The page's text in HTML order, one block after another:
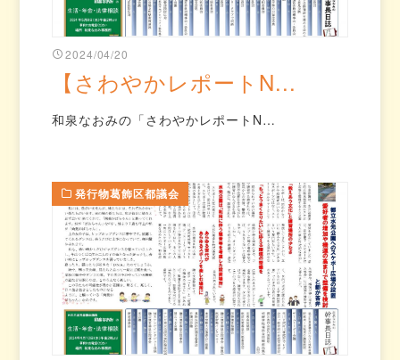
2024/04/20
【さわやかレポートN...
和泉なおみの「さわやかレポートN…
発行物葛飾区都議会